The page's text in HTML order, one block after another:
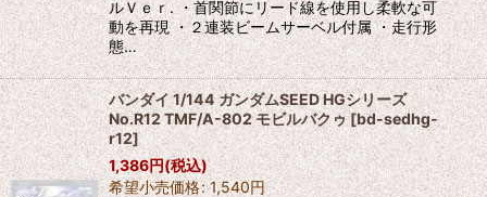
ルＶｅｒ. ・首関節にリード線を使用し柔軟な可
動を再現 ・２連装ビームサーベル付属 ・走行形
態…
バンダイ 1/144 ガンダムSEED HGシリーズ
No.R12 TMF/A-802 モビルバクゥ[bd-sedhg-
r12]
1,386円(税込)
希望小売価格: 1,540円